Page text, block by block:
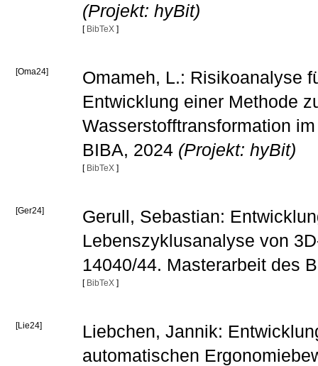
(Projekt: hyBit)
[ BibTeX ]
[Oma24]
Omameh, L.: Risikoanalyse
Entwicklung einer Methode
Wasserstofftransformation
BIBA, 2024 (Projekt: hyBit)
[ BibTeX ]
[Ger24]
Gerull, Sebastian:
Lebenszyklusanalyse von
14040/44. Masterarbeit des
[ BibTeX ]
[Lie24]
Liebchen, Jannik:
automatischen